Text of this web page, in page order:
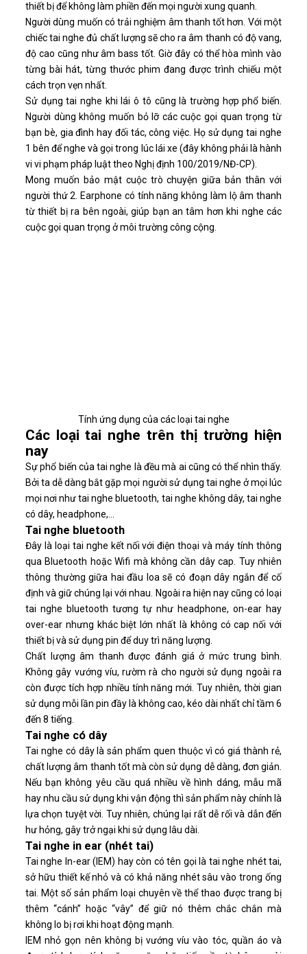
thiết bị để không làm phiền đến mọi người xung quanh.
Người dùng muốn có trải nghiệm âm thanh tốt hơn. Với một
chiếc tai nghe đủ chất lượng sẽ cho ra âm thanh có độ vang,
độ cao cũng như âm bass tốt. Giờ đây có thể hòa mình vào
từng bài hát, từng thước phim đang được trình chiếu một
cách trọn vẹn nhất.
Sử dụng tai nghe khi lái ô tô cũng là trường hợp phổ biến.
Người dùng không muốn bỏ lỡ các cuộc gọi quan trọng từ
bạn bè, gia đình hay đối tác, công việc. Họ sử dụng tai nghe
1 bên để nghe và gọi trong lúc lái xe (đây không phải là hành
vi vi phạm pháp luật theo Nghị định 100/2019/NĐ-CP).
Mong muốn bảo mật cuộc trò chuyện giữa bản thân với
người thứ 2. Earphone có tính năng không làm lộ âm thanh
từ thiết bị ra bên ngoài, giúp bạn an tâm hơn khi nghe các
cuộc gọi quan trọng ở môi trường công cộng.
Tính ứng dụng của các loại tai nghe
Các loại tai nghe trên thị trường hiện
nay
Sự phổ biến của tai nghe là đều mà ai cũng có thể nhìn thấy.
Bởi ta dễ dàng bắt gặp mọi người sử dụng tai nghe ở mọi lúc
mọi nơi như tai nghe bluetooth, tai nghe không dây, tai nghe
có dây, headphone,...
Tai nghe bluetooth
Đây là loại tai nghe kết nối với điện thoại và máy tính thông
qua Bluetooth hoặc Wifi mà không cần dây cap. Tuy nhiên
thông thường giữa hai đầu loa sẽ có đoạn dây ngắn để cố
định và giữ chúng lại với nhau. Ngoài ra hiện nay cũng có loại
tai nghe bluetooth tương tự như headphone, on-ear hay
over-ear nhưng khác biệt lớn nhất là không có cap nối với
thiết bị và sử dụng pin để duy trì năng lượng.
Chất lượng âm thanh được đánh giá ở mức trung bình.
Không gây vướng víu, rườm rà cho người sử dụng ngoài ra
còn được tích hợp nhiều tính năng mới. Tuy nhiên, thời gian
sử dụng mỗi lần pin đầy là không cao, kéo dài nhất chỉ tầm 6
đến 8 tiếng.
Tai nghe có dây
Tai nghe có dây là sản phẩm quen thuộc vì có giá thành rẻ,
chất lượng âm thanh tốt mà còn sử dụng dễ dàng, đơn giản.
Nếu bạn không yêu cầu quá nhiều về hình dáng, mẫu mã
hay nhu cầu sử dụng khi vận động thì sản phẩm này chính là
lựa chọn tuyệt vời. Tuy nhiên, chúng lại rất dễ rối và dẫn đến
hư hỏng, gây trở ngại khi sử dụng lâu dài.
Tai nghe in ear (nhét tai)
Tai nghe In-ear (IEM) hay còn có tên gọi là tai nghe nhét tai,
sở hữu thiết kế nhỏ và có khả năng nhét sâu vào trong ống
tai. Một số sản phẩm loại chuyên về thể thao được trang bị
thêm “cánh” hoặc “vây” để giữ nó thêm chắc chắn mà
không lo bị rơi khi hoạt động mạnh.
IEM nhỏ gọn nên không bị vướng víu vào tóc, quần áo và